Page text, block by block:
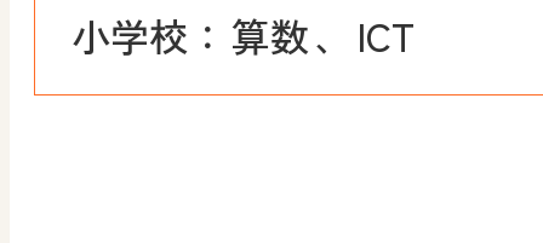
小学校： 算数、 ICT